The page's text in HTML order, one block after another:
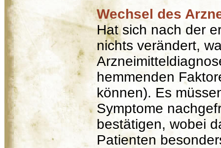
Wechsel des
Hat sich nach der
nichts verändert,
hemmenden
können). Es
Symptome
bestätigen, wobei
Patienten